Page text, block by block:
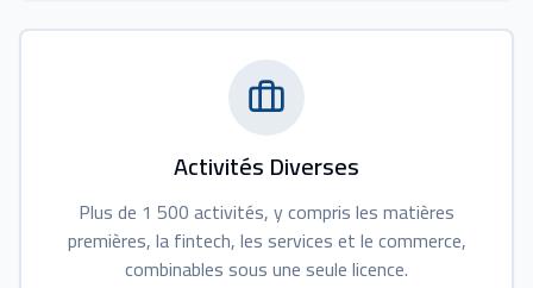
Activités Diverses
Plus de 1 500 activités, y compris les matières
premières, la fintech, les services et le commerce,
combinables sous une seule licence.